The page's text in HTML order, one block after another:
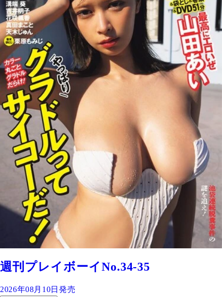
週刊プレイボーイNo.34-35
2026年08月10日発売